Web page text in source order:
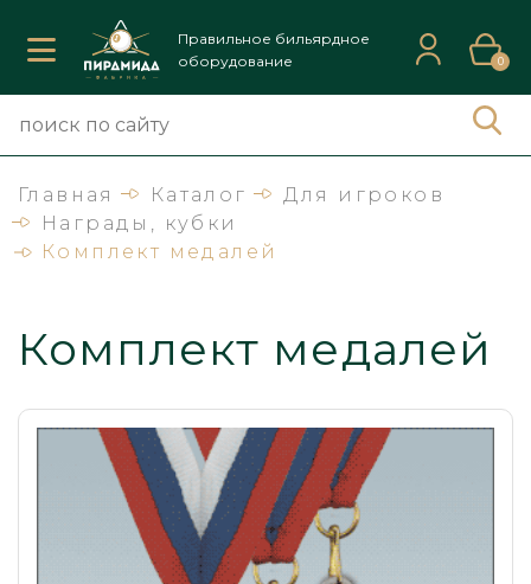
Правильное бильярдное
оборудование
0
Главная Каталог
Для игроков
Награды, кубки
Комплект медалей
Комплект медалей